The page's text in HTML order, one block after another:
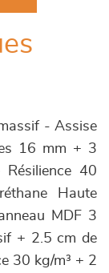
- Assise
16 mm + 3
40
Haute
MDF 3
+ 2.5 cm de
30 kg/m³ + 2